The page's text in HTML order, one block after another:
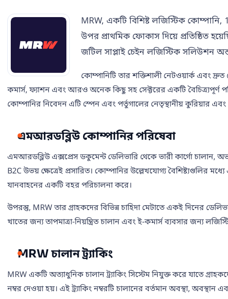
MRW, একটি বিশিষ্ট লজিস্টিক
উপর প্রাথমিক ফোকাস দিয়ে প্রতিষ্ঠিত
জটিল সাপ্লাই চেইন লজিস্টিক সলিউশন
কোম্পানিটি তার শক্তিশালী নেটওয়ার্ক এবং
কমার্স, ফ্যাশন এবং আরও অনেক কিছু সহ সেক্টরের একটি বৈচিত্র্যপূর্ণ
কোম্পানির নিবেদন এটি স্পেন এবং পর্তুগালের নেতৃস্থানীয় কুরিয়ার
এমআরডব্লিউ কোম্পানির পরিষেবা
এমআরডব্লিউ এক্সপ্রেস ডকুমেন্ট ডেলিভারি থেকে ভারী কার্গো
B2C উভয় ক্ষেত্রেই প্রসারিত। কোম্পানির উল্লেখযোগ্য বৈশিষ্ট্যগুলির
যানবাহনের একটি বহর পরিচালনা করে।
উপরন্তু, MRW তার গ্রাহকদের বিভিন্ন চাহিদা মেটাতে একই দিনের
খাতের জন্য তাপমাত্রা-নিয়ন্ত্রিত চালান এবং ই-কমার্স ব্যবসার জন্য
MRW চালান ট্র্যাকিং
MRW একটি অত্যাধুনিক চালান ট্র্যাকিং সিস্টেম নিযুক্ত করে যাতে
নম্বর দেওয়া হয়। এই ট্র্যাকিং নম্বরটি চালানের বর্তমান অবস্থা,